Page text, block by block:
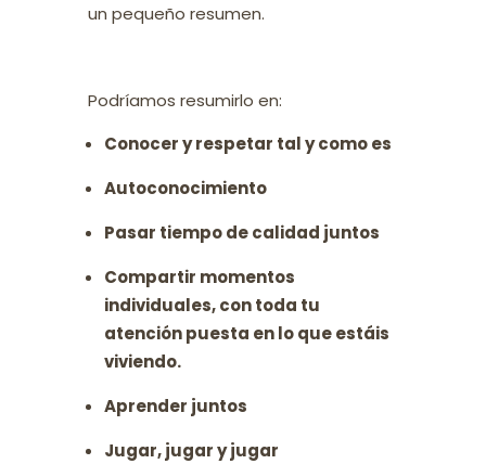
un pequeño resumen.
Podríamos resumirlo en:
Conocer y respetar tal y como es
Autoconocimiento
Pasar tiempo de calidad juntos
Compartir momentos
individuales, con toda tu
atención puesta en lo que estáis
viviendo.
Aprender juntos
Jugar, jugar y jugar